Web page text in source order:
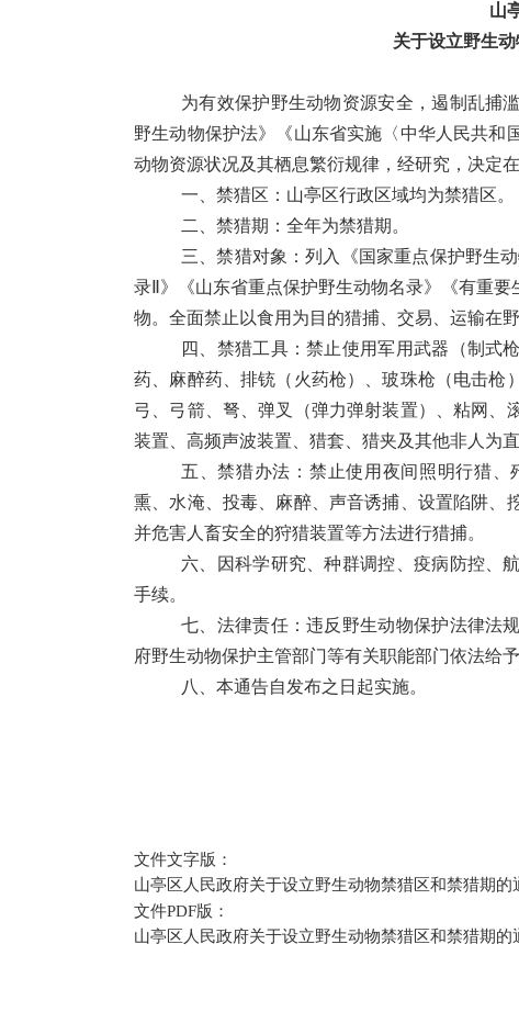
山
关于设立野生
为有效保护野生动物资源安全，遏制乱捕
野生动物保护法》《山东省实施〈中华人民共和
动物资源状况及其栖息繁衍规律，经研究，决定
一、禁猎区：山亭区行政区域均为禁猎区。
二、禁猎期：全年为禁猎期。
三、禁猎对象：列入《国家重点保护野生
录Ⅱ》《山东省重点保护野生动物名录》《有重
物。全面禁止以食用为目的猎捕、交易、运输在
四、禁猎工具：禁止使用军用武器（制式
药、麻醉药、排铳（火药枪）、玻珠枪（电击枪
弓、弓箭、弩、弹叉（弹力弹射装置）、粘网
装置、高频声波装置、猎套、猎夹及其他非人为
五、禁猎办法：禁止使用夜间照明行猎
熏、水淹、投毒、麻醉、声音诱捕、设置陷阱、
并危害人畜安全的狩猎装置等方法进行猎捕。
六、因科学研究、种群调控、疫病防控、
手续。
七、法律责任：违反野生动物保护法律法
府野生动物保护主管部门等有关职能部门依法给
八、本通告自发布之日起实施。
文件文字版：
山亭区人民政府关于设立野生动物禁猎区和禁猎期的
文件PDF版：
山亭区人民政府关于设立野生动物禁猎区和禁猎期的